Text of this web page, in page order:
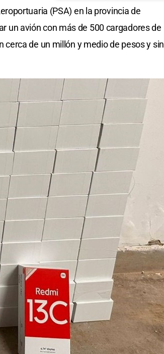
(PSA) en la provincia de
un avión con más de 500 cargadores de
cerca de un millón y medio de pesos y sin